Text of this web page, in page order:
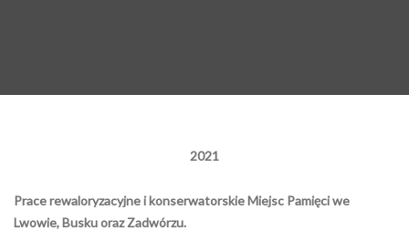
2021
Prace rewaloryzacyjne i konserwatorskie Miejsc Pamięci we
Lwowie, Busku oraz Zadwórzu.